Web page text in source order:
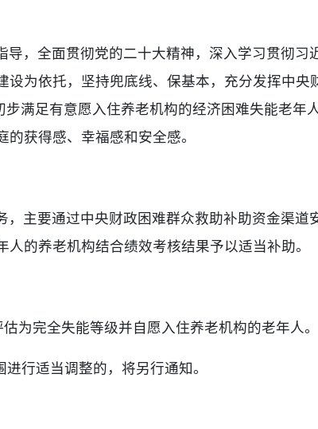
，全面贯彻党的二十大精神，深入学习贯彻习
为依托，坚持兜底线、保基本，充分发挥中央
满足有意愿入住养老机构的经济困难失能老年
获得感、幸福感和安全感。
主要通过中央财政困难群众救助补助资金渠道
的养老机构结合绩效考核结果予以适当补助。
为完全失能等级并自愿入住养老机构的老年人。
行适当调整的，将另行通知。